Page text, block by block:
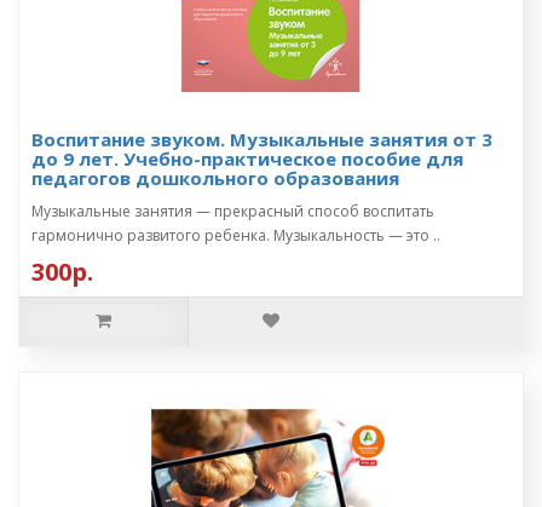
Воспитание звуком. Музыкальные занятия от 3
до 9 лет. Учебно-практическое пособие для
педагогов дошкольного образования
Музыкальные занятия — прекрасный способ воспитать
гармонично развитого ребенка. Музыкальность — это ..
300р.